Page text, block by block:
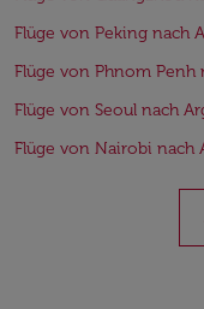
Flüge von Peking nach
Flüge von Phnom
Flüge von Seoul nach
Flüge von Nairobi nach